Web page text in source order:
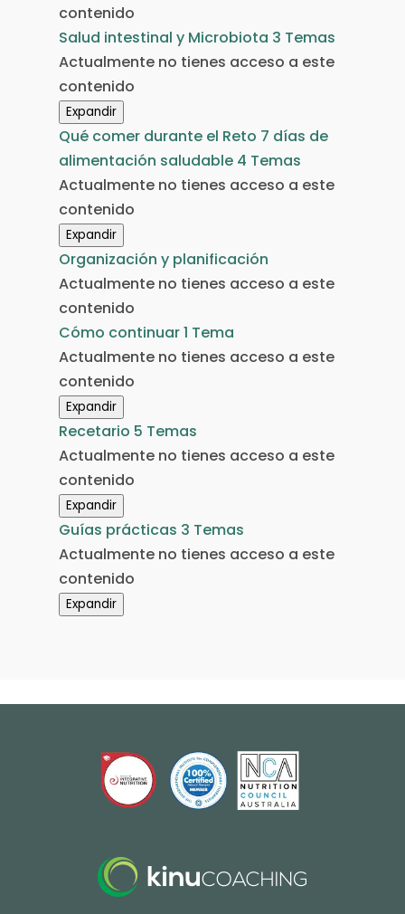
contenido
Salud intestinal y Microbiota 3 Temas
Actualmente no tienes acceso a este
contenido
Expandir
Salud
intestinal
y
Microbiota
Qué comer durante el Reto 7 días de
alimentación saludable 4 Temas
Actualmente no tienes acceso a este
contenido
Expandir
Qué
comer
durante
el
7
días
de
alimentación
saludable
Organización y planificación
Actualmente no tienes acceso a este
contenido
Cómo continuar1 Tema
Actualmente no tienes acceso a este
contenido
Expandir
Cómo
continuar
Recetario 5 Temas
Actualmente no tienes acceso a este
contenido
Expandir
Recetario
Guías prácticas 3 Temas
Actualmente no tienes acceso a este
contenido
Expandir
Guías